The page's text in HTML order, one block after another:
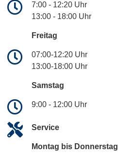
7:00 - 12:20 Uhr
13:00 - 18:00 Uhr
Freitag
07:00-12:20 Uhr
13:00-18:00 Uhr
Samstag
9:00 - 12:00 Uhr
Service
Montag bis Donnerstag